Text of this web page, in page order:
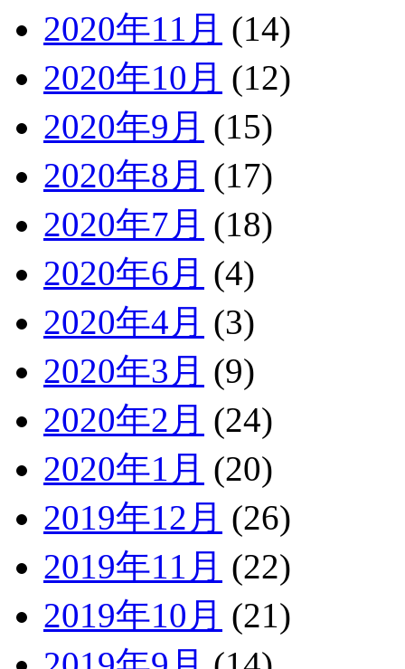
2020年11月 (14)
2020年10月 (12)
2020年9月 (15)
2020年8月 (17)
2020年7月 (18)
2020年6月 (4)
2020年4月 (3)
2020年3月 (9)
2020年2月 (24)
2020年1月 (20)
2019年12月 (26)
2019年11月 (22)
2019年10月 (21)